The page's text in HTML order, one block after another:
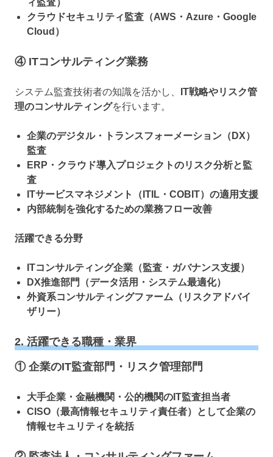
ィ監査）
クラウドセキュリティ監査（AWS・Azure・Google
Cloud）
④ ITコンサルティング業務
システム監査技術者の知識を活かし、
IT戦略やリスク管
理のコンサルティングを行います。
企業のデジタル・トランスフォーメーション（DX）
監査
ERP・クラウド導入プロジェクトのリスク分析と監
査
ITサービスマネジメント（ITIL・COBIT）の適用支援
内部統制を強化するための業務フロー改善
活躍できる分野
ITコンサルティング企業（監査・ガバナンス支援）
DX推進部門（データ活用・システム最適化）
外資系コンサルティングファーム（リスクアドバイ
ザリー）
2. 活躍できる職種・業界
① 企業のIT監査部門・リスク管理部門
大手企業・金融機関・公的機関のIT監査担当者
CISO（最高情報セキュリティ責任者）として企業の
情報セキュリティを統括